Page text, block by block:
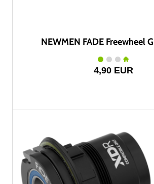
NEWMEN FADE Freewheel
4,90 EUR